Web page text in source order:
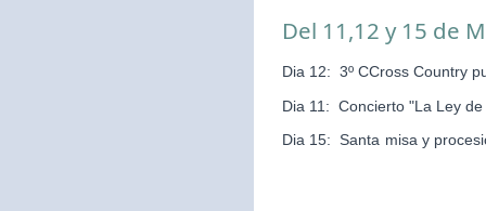
Del 11,12 y 15 de
Dia 12: 3º CCross Country
Dia 11: Concierto "La Ley
Dia 15: Santa misa y